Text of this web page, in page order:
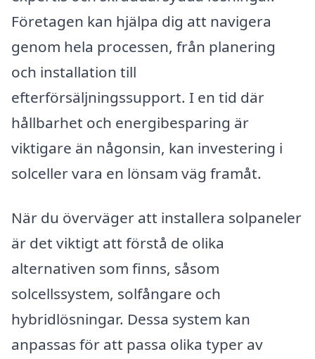
Företagen kan hjälpa dig att navigera
genom hela processen, från planering
och installation till
efterförsäljningssupport. I en tid där
hållbarhet och energibesparing är
viktigare än någonsin, kan investering i
solceller vara en lönsam väg framåt.
När du överväger att installera solpaneler
är det viktigt att förstå de olika
alternativen som finns, såsom
solcellssystem, solfångare och
hybridlösningar. Dessa system kan
anpassas för att passa olika typer av